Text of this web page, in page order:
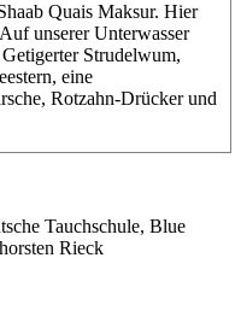
Quais Maksur. Hier
unserer Unterwasser
Strudelwum,
eine
Rotzahn-Drücker und
Tauchschule, Blue
Rieck